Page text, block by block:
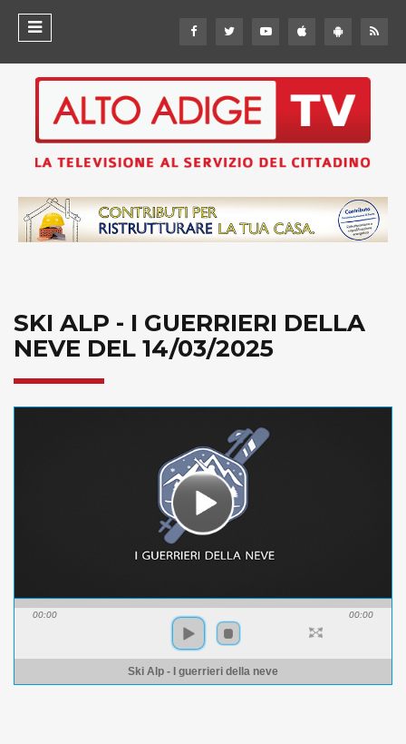
SKI ALP - I GUERRIERI DELLA
NEVE DEL 14/03/2025
00:00 00:00
Ski Alp - I guerrieri della neve